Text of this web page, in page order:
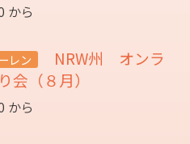
から
レン
NRW州 オンラ
会（８月）
から